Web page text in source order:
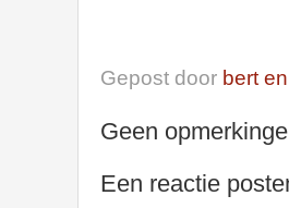
Gepost door bert
Geen
Een reactie